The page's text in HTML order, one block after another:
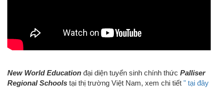
New World Education đại diện tuyển sinh chính thức Palliser
Regional Schools tại thị trường Việt Nam, xem chi tiết " tại đây